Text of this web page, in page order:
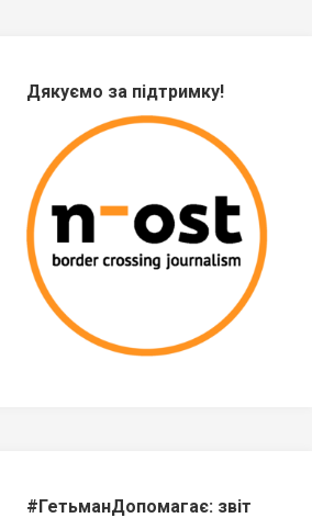
Дякуємо за підтримку!
#ГетьманДопомагає: звіт